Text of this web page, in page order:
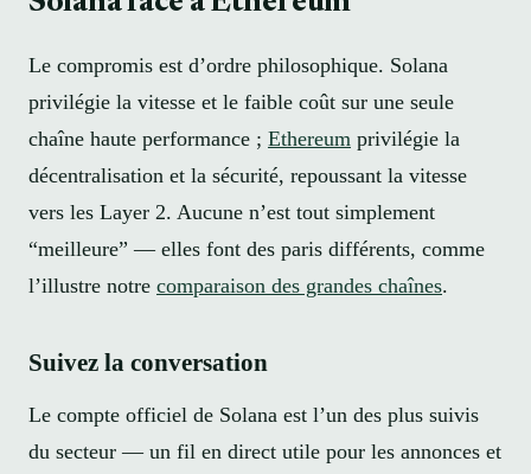
Le compromis est d’ordre philosophique. Solana
privilégie la vitesse et le faible coût sur une seule
chaîne haute performance ; Ethereum privilégie la
décentralisation et la sécurité, repoussant la vitesse
vers les Layer 2. Aucune n’est tout simplement
“meilleure” — elles font des paris différents, comme
l’illustre notre comparaison des grandes chaînes.
Suivez la conversation
Le compte officiel de Solana est l’un des plus suivis
du secteur — un fil en direct utile pour les annonces et